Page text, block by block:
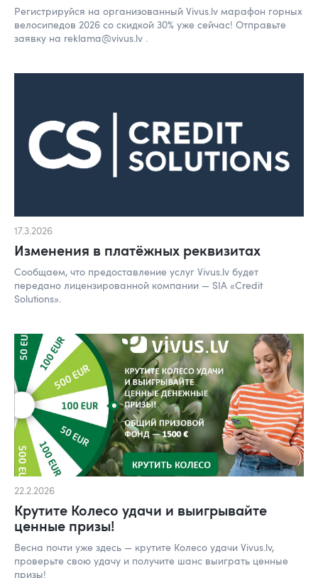
Регистрируйся на организованный Vivus.lv марафон горных
велосипедов 2026 со скидкой 30% уже сейчас! Отправьте
заявку на reklama@vivus.lv .
17.3.2026
Изменения в платёжных реквизитах
Сообщаем, что предоставление услуг Vivus.lv будет
передано лицензированной компании — SIA «Credit
Solutions».
22.2.2026
Крутите Колесо удачи и выигрывайте
ценные призы!
Весна почти уже здесь — крутите Колесо удачи Vivus.lv,
проверьте свою удачу и получите шанс выиграть ценные
призы!